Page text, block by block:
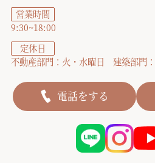
営業時間
9:30~18:00
定休日
不動産部門：火・水曜日 建築部門
電話をする